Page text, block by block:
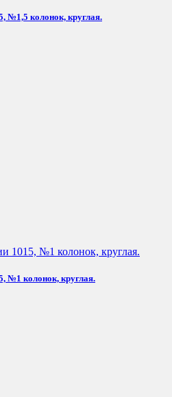
№1,5 колонок, круглая.
№1 колонок, круглая.